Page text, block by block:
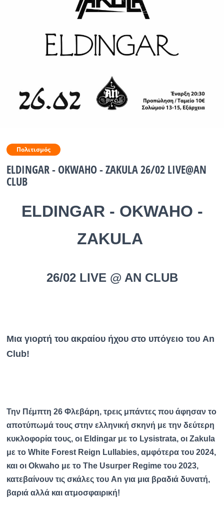
LIVE
Εκπομπές
Πολιτισμός
ELDINGAR - OKWAHO - ZAKULA 26/02 LIVE@AN
CLUB
ELDINGAR - OKWAHO -
ZAKULA
26/02 LIVE @ AN CLUB
Μια γιορτή του ακραίου ήχου στο υπόγειο του An
Club!
Την Πέμπτη 26 Φλεβάρη, τρεις μπάντες που άφησαν το
αποτύπωμά τους στην ελληνική σκηνή με την δεύτερη
κυκλοφορία τους, οι Eldingar με το Lysistrata, οι Zakula
με το White Forest Reign Lullabies, αμφότερα του 2024,
και οι Okwaho με το The Usurper Regime του 2023,
κατεβαίνουν τις σκάλες του An για μια βραδιά δυνατή,
βαριά αλλά και ατμοσφαιρική!